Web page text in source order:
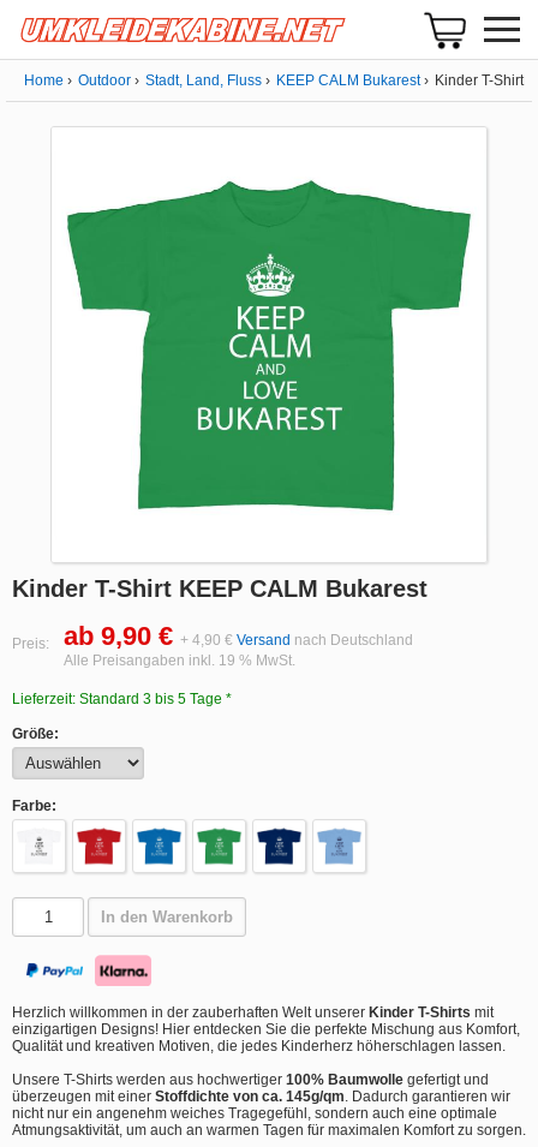
Home Outdoor Stadt, Land, Fluss KEEP CALM Bukarest Kinder T-Shirt
Kinder T-Shirt KEEP CALM Bukarest
Preis: ab 9,90 € + 4,90 € Versand nach Deutschland
Alle Preisangaben inkl. 19 % MwSt.
Lieferzeit: Standard 3 bis 5 Tage *
Größe:
Farbe:
In den Warenkorb
Herzlich willkommen in der zauberhaften Welt unserer Kinder T-Shirts mit
einzigartigen Designs! Hier entdecken Sie die perfekte Mischung aus Komfort,
Qualität und kreativen Motiven, die jedes Kinderherz höherschlagen lassen.
Unsere T-Shirts werden aus hochwertiger 100% Baumwolle gefertigt und
überzeugen mit einer Stoffdichte von ca. 145g/qm . Dadurch garantieren wir
nicht nur ein angenehm weiches Tragegefühl, sondern auch eine optimale
Atmungsaktivität, um auch an warmen Tagen für maximalen Komfort zu sorgen.